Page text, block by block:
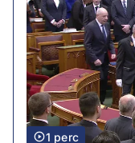
1 perc